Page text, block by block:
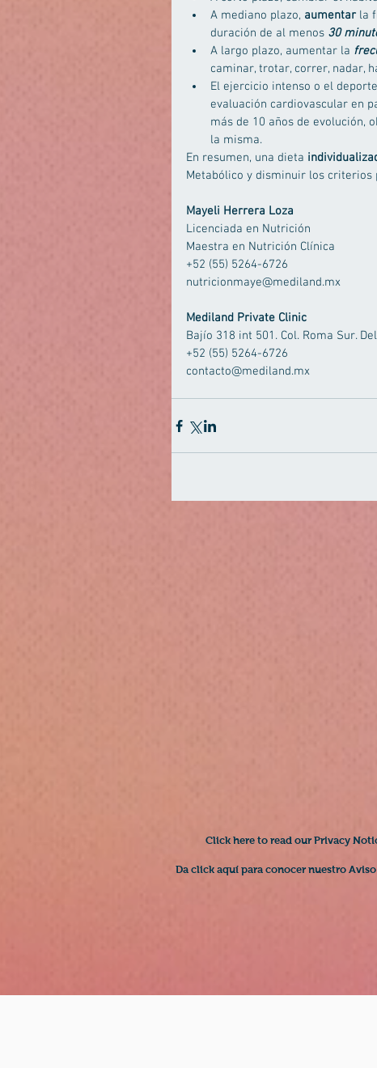
A mediano plazo, aumentar la
duración de al menos 30
A largo plazo, aumentar la
caminar, trotar, correr, nadar,
El ejercicio intenso o el
evaluación cardiovascular en
más de 10 años de evolución,
la misma.
En resumen, una dieta
Metabólico y disminuir los criterios
Mayeli Herrera Loza
Licenciada en Nutrición
Maestra en Nutrición Clínica
+52 (55) 5264-6726
nutricionmaye@mediland.mx
Mediland Private Clinic
Bajío 318 int 501. Col. Roma Sur.
+52 (55) 5264-6726
contacto@mediland.mx
Click here to read our Privacy
Da click aquí para conocer nuestro